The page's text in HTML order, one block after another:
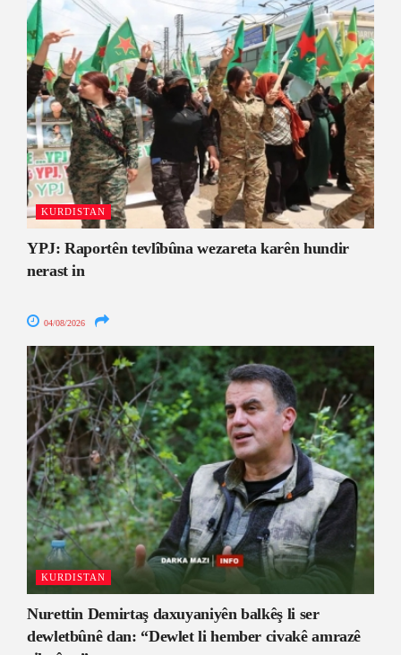
KURDISTAN
YPJ: Raportên tevlîbûna wezareta karên hundir
nerast in
04/08/2026
KURDISTAN
Nurettin Demirtaş daxuyaniyên balkêş li ser
dewletbûnê dan: “Dewlet li hember civakê amrazê